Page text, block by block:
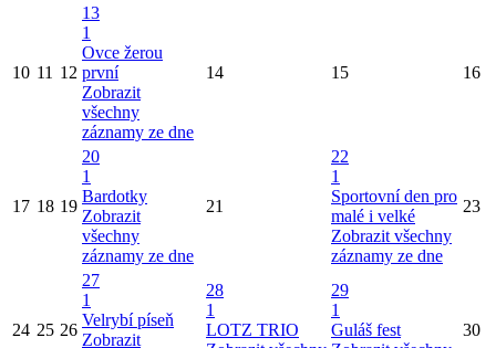
10 11 12
13
1
Ovce žerou
první
Zobrazit
všechny
záznamy ze dne
14 15 16
17 18 19
20
1
Bardotky
Zobrazit
všechny
záznamy ze dne
21
22
1
Sportovní den pro
malé i velké
Zobrazit všechny
záznamy ze dne
23
24 25 26
27
1
Velrybí píseň
Zobrazit
28
1
LOTZ TRIO
29
1
Guláš fest
30